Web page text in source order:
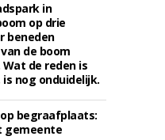
in
op drie
beneden
de boom
de reden is
nog onduidelijk.
begraafplaats:
gemeente